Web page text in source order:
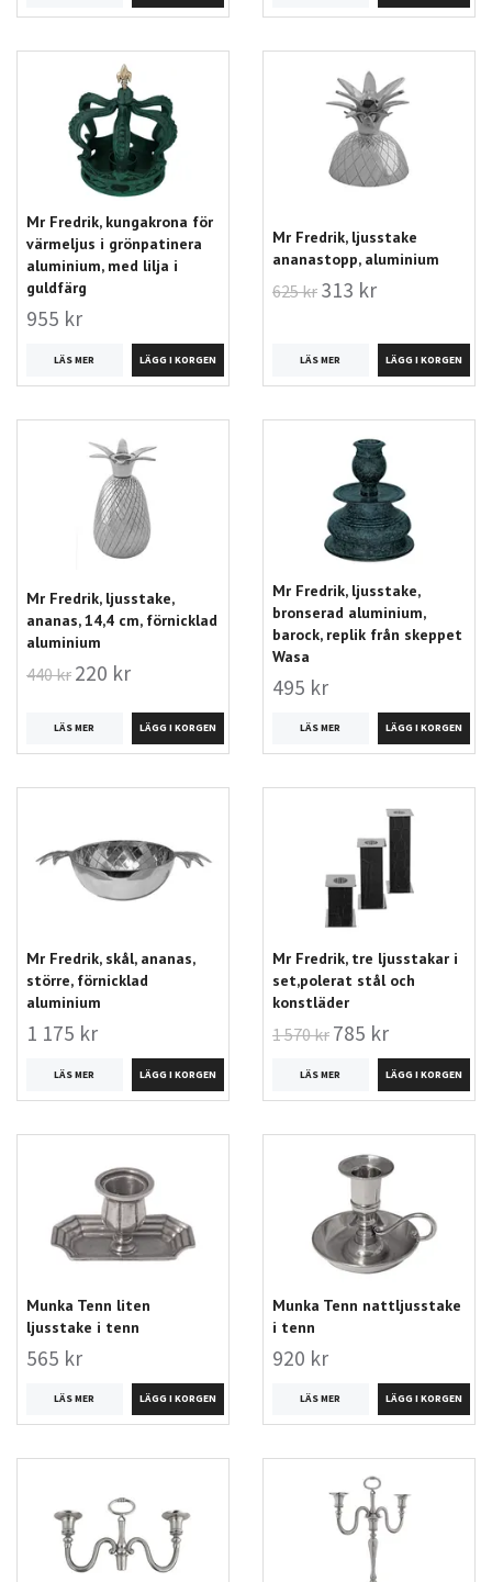
Mr Fredrik, kungakrona för
värmeljus i grönpatinera
aluminium, med lilja i
guldfärg
955 kr
LÄS MER
Mr Fredrik, ljusstake
ananastopp, aluminium
625 kr 313 kr
LÄS MER
Mr Fredrik, ljusstake,
ananas, 14,4 cm, förnicklad
aluminium
440 kr 220 kr
LÄS MER
Mr Fredrik, ljusstake,
bronserad aluminium,
barock, replik från skeppet
Wasa
495 kr
LÄS MER
Mr Fredrik, skål, ananas,
större, förnicklad
aluminium
1 175 kr
LÄS MER
Mr Fredrik, tre ljusstakar i
set,polerat stål och
konstläder
1 570 kr 785 kr
LÄS MER
Munka Tenn liten
ljusstake i tenn
565 kr
LÄS MER
Munka Tenn nattljusstake
i tenn
920 kr
LÄS MER